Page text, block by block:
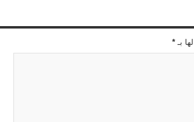
بـ *